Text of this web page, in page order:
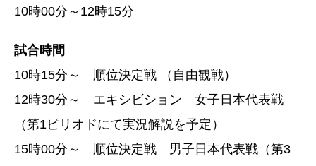
10時00分～12時15分
試合時間
10時15分～ 順位決定戦 （自由観戦）
12時30分～ エキシビション 女子日本代表戦
（第1ピリオドにて実況解説を予定）
15時00分～ 順位決定戦 男子日本代表戦（第3